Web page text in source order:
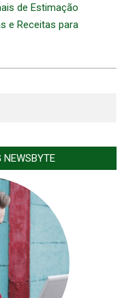
de Estimação
e Receitas para
NEWSBYTE